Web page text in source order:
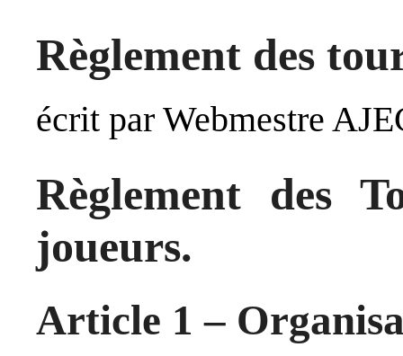
Règlement des
écrit par Webmestre
Règlement des
joueurs.
Article 1 –